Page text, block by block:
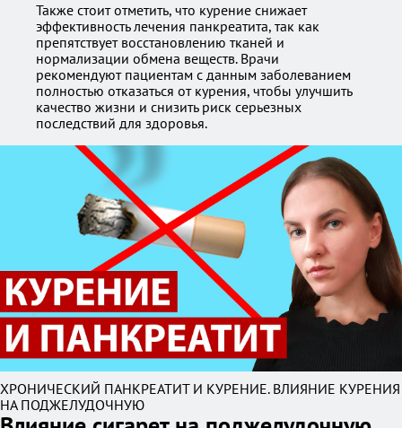
Также стоит отметить, что курение снижает
эффективность лечения панкреатита, так как
препятствует восстановлению тканей и
нормализации обмена веществ. Врачи
рекомендуют пациентам с данным заболеванием
полностью отказаться от курения, чтобы улучшить
качество жизни и снизить риск серьезных
последствий для здоровья.
ХРОНИЧЕСКИЙ ПАНКРЕАТИТ И КУРЕНИЕ. ВЛИЯНИЕ КУРЕНИЯ
НА ПОДЖЕЛУДОЧНУЮ